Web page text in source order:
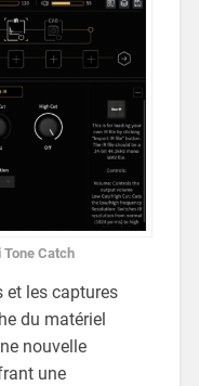
Tone Catch
et les captures
du matériel
nouvelle
une